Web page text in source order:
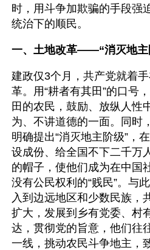
时，用斗争加欺骗的手段强
统治下的顺民。
一、土地改革——“消灭地主
建政仅3个月，共产党就着
革。用“耕者有其田”的口号
田的农民，鼓励、放纵人性
为、不讲道德的一面。同时
明确提出“消灭地主阶级”，
设成份、给全国不下二千万
的帽子，使他们成为在中国
没有公民权利的“贱民”。与
入到边远地区和少数民族，
扩大，发展到乡有党委、村
达，贯彻党的旨意，他们往
一线，挑动农民斗争地主，